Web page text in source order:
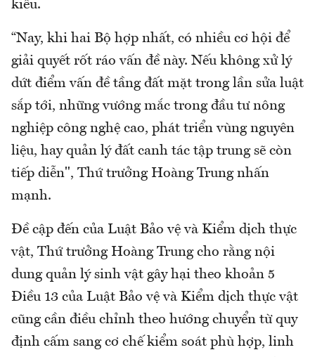
kiểu.
“Nay, khi hai Bộ hợp nhất, có nhiều cơ hội để
giải quyết rốt ráo vấn đề này. Nếu không xử lý
dứt điểm vấn đề tầng đất mặt trong lần sửa luật
sắp tới, những vướng mắc trong đầu tư nông
nghiệp công nghệ cao, phát triển vùng nguyên
liệu, hay quản lý đất canh tác tập trung sẽ còn
tiếp diễn", Thứ trưởng Hoàng Trung nhấn
mạnh.
Đề cập đến của Luật Bảo vệ và Kiểm dịch thực
vật, Thứ trưởng Hoàng Trung cho rằng nội
dung quản lý sinh vật gây hại theo khoản 5
Điều 13 của Luật Bảo vệ và Kiểm dịch thực vật
cũng cần điều chỉnh theo hướng chuyển từ quy
định cấm sang cơ chế kiểm soát phù hợp, linh